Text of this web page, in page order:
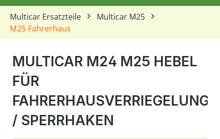
Multicar Ersatzteile
Multicar M25
M25 Fahrerhaus
MULTICAR M24 M25 HEBEL
FÜR
FAHRERHAUSVERRIEGELUNG
/ SPERRHAKEN